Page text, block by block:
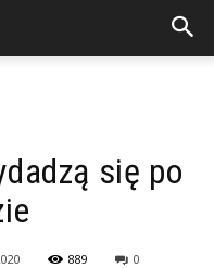
się po
889 0